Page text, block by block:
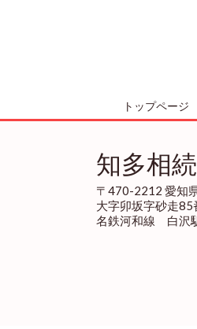
トップページ
知多相
〒470-2212 愛知
大字卯坂字砂走
名鉄河和線 白沢